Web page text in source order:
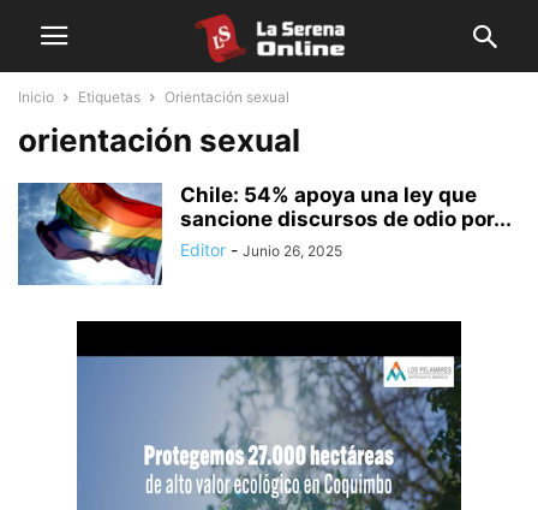
Inicio Etiquetas Orientación sexual
orientación sexual
Chile: 54% apoya una ley que
sancione discursos de odio por...
Editor - Junio 26, 2025